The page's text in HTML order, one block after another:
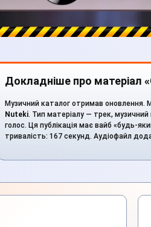
Докладніше про матеріал
Музичний каталог отримав оновлення.
Nuteki. Тип матеріалу — трек, музичний
голос. Ця публікація має вайб «будь-
тривалість: 167 секунд. Аудіофайл